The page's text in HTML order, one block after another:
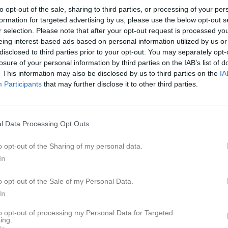
opt-out of the sale, sharing to third parties, or processing of your
for targeted advertising by us, please use the below opt-out
selection. Please note that after your opt-out request is processed
interest-based ads based on personal information utilized by us
to third parties prior to your opt-out. You may separately
of your personal information by third parties on the IAB’s list of
This information may also be disclosed by us to third parties on the
Participants that may further disclose it to other third parties.
Data Processing Opt Outs
opt-out of the Sharing of my personal data.
opt-out of the Sale of my Personal Data.
opt-out of processing my Personal Data for Targeted
Lagnyheter
V.8 mellan 17-18 Februari håller Rising stars träningar i bollen, ni som är intresserade är välkomna att fylla i formuläret nedan. Det är först till kvarn som gäller så va på hugget!
Ännu en tuff match mot ett välspelande Malbas. Ystad gör en bra laginsats idag med tyvärr räckte detta inte hela vägen.
Tuff match med ett fysiskt större och starkare Lobas. Lobas hade ett väldigt samspelt försvar som Ystad hade svårt att få hål på. Få spelare på bänken i Ystad gjorde att batterierna inte höll hela vägen för ystad. Ystad gör en riktig kämpainsats idag.
Nyheter från föreningen